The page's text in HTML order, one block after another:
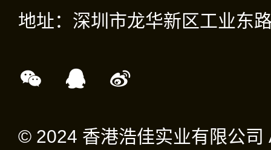
地址：深圳市龙华新区工业东
© 2024 香港浩佳实业有限公司